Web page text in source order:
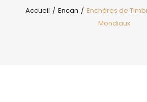
Accueil / Encan / Enchères de
Mondiaux